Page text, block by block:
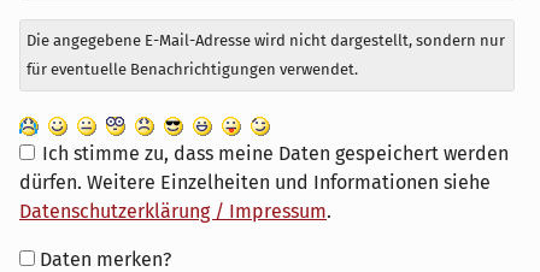
Die angegebene E-Mail-Adresse wird nicht dargestellt, sondern nur
für eventuelle Benachrichtigungen verwendet.
Ich stimme zu, dass meine Daten gespeichert werden
dürfen. Weitere Einzelheiten und Informationen siehe
Datenschutzerklärung / Impressum.
Formular-
Daten merken?